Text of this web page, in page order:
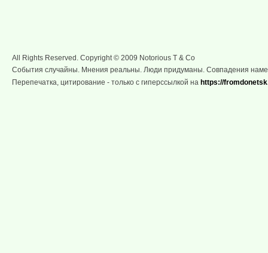
All Rights Reserved. Copyright © 2009 Notorious T & Co
События случайны. Мнения реальны. Люди придуманы. Совпадения
Перепечатка, цитирование - только с гиперссылкой на https://